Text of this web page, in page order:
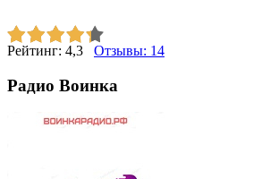
Рейтинг: 4,3 Отзывы: 14
Радио Воинка